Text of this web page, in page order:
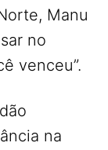
Manu
no
venceu”.
na